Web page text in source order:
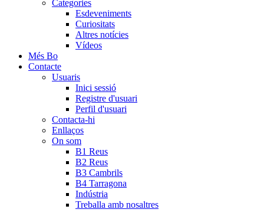
Categories
Esdeveniments
Curiositats
Altres notícies
Vídeos
Més Bo
Contacte
Usuaris
Inici sessió
Registre d'usuari
Perfil d'usuari
Contacta-hi
Enllaços
On som
B1 Reus
B2 Reus
B3 Cambrils
B4 Tarragona
Indústria
Treballa amb nosaltres